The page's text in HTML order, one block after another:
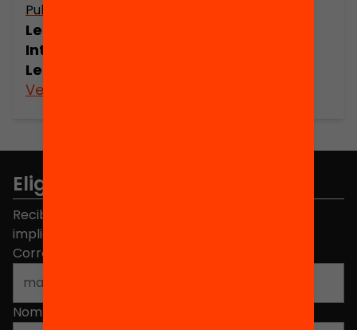
Publicació
Leading to learn. Barcelona
International Conference on Learning
Leadership
Ver más
Elige equidad
Recibe contenidos, iniciativas y proyectos para
implicarte.
Correo electrónico
Nombre